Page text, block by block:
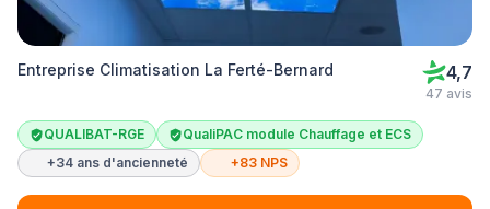
Entreprise Climatisation La Ferté-Bernard 4,7
47 avis
QUALIBAT-RGE
QualiPAC module Chauffage et ECS
+34 ans d'ancienneté
+83 NPS